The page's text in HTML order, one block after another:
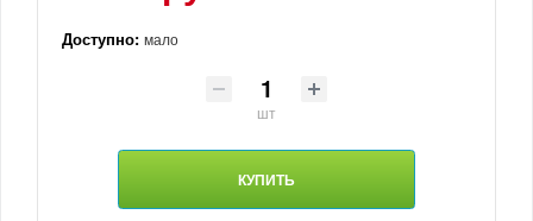
Доступно: мало
шт
КУПИТЬ